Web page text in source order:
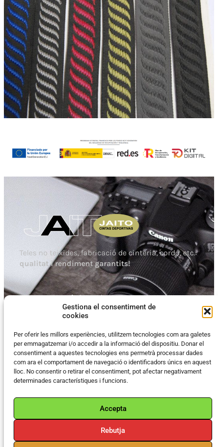
Gestiona el consentiment de
cookies
Per oferir les millors experiències, utilitzem tecnologies com ara galetes
per emmagatzemar i/o accedir a la informació del dispositiu. Donar el
consentiment a aquestes tecnologies ens permetrà processar dades
com ara el comportament de navegació o identificadors únics en aquest
lloc. No consentir o retirar el consentiment, pot afectar negativament
determinades característiques i funcions.
Accepta
Rebutja
VISITA LA WEB
Inici
Qui som
Instal·lacions
Serveis
Teles no teixides, fabricació de cinteria, cordó, etc.:
qualitat i rendiment garantits!
Dissenyat perInforber Web Pro